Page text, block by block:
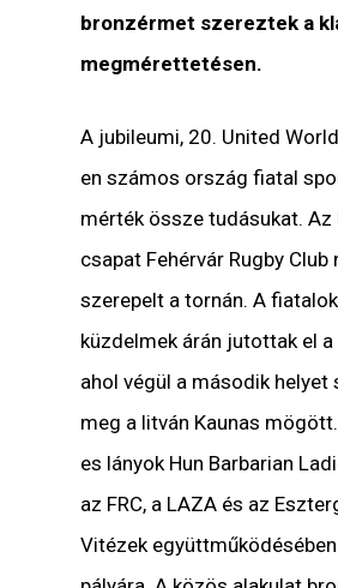
bronzérmet szereztek a
megmérettetésen.
A jubileumi, 20. United
en számos ország fiatal
mérték össze tudásukat. Az
csapat Fehérvár Rugby Club
szerepelt a tornán. A
küzdelmek árán jutottak el
ahol végül a második helyet
meg a litván Kaunas
es lányok Hun Barbarian
az FRC, a LAZA és az
Vitézek